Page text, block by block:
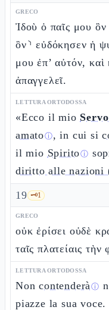
GRECO
Ἰδοὺ ὁ παῖς μου
ὃν⸃ εὐδόκησεν ἡ
μου ἐπ’ αὐτόν, καὶ
ἀπαγγελεῖ.
LETTURA ORTODOSSA
«Ecco il mio Servo
amatoⓘ, in cui si
il mio Spiritoⓘ
diritto alle nazioni
19 🗝️1
GRECO
οὐκ ἐρίσει οὐδὲ
ταῖς πλατείαις
LETTURA ORTODOSSA
Noncontenderàⓘ
piazze la sua voce.